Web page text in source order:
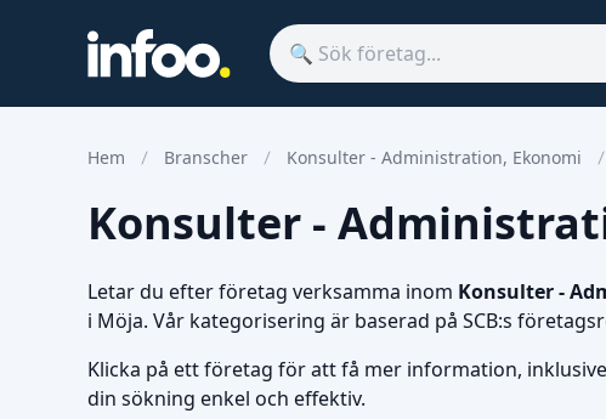
Hem Branscher Konsulter - Administration, Ekonomi
Konsulter -
Letar du efter företag verksamma inom Konsulter -
i Möja. Vår kategorisering är baserad på SCB:s
Klicka på ett företag för att få mer information,
din sökning enkel och effektiv.